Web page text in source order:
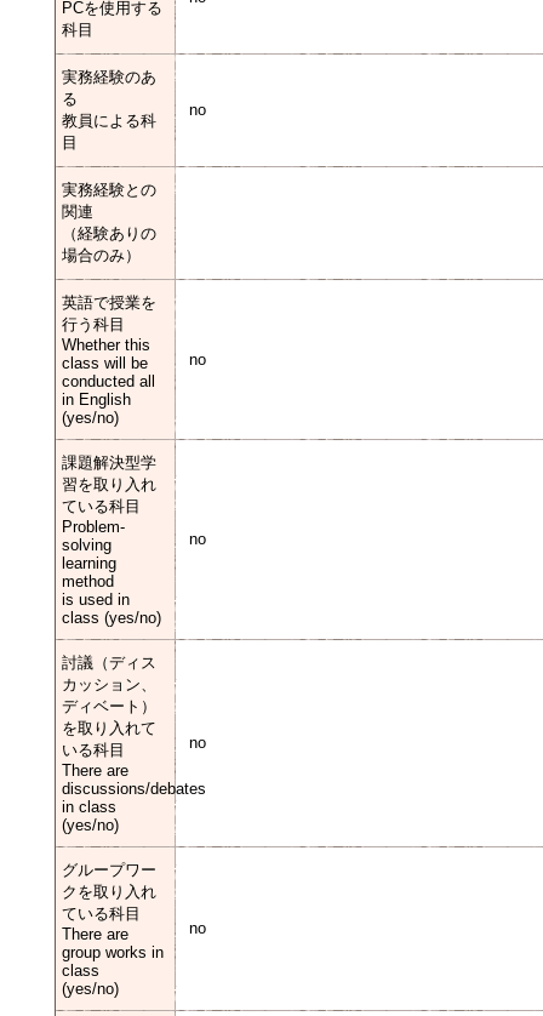
PCを使用する
科目
実務経験のあ
る
教員による科
目
no
実務経験との
関連
（経験ありの
場合のみ）
英語で授業を
行う科目
Whether this
class will be
conducted all
in English
(yes/no)
no
課題解決型学
習を取り入れ
ている科目
Problem-
solving
learning
method
is used in
class (yes/no)
no
討議（ディス
カッション、
ディベート）
を取り入れて
いる科目
There are
discussions/debates
in class
(yes/no)
no
グループワー
クを取り入れ
ている科目
There are
group works in
class
(yes/no)
no